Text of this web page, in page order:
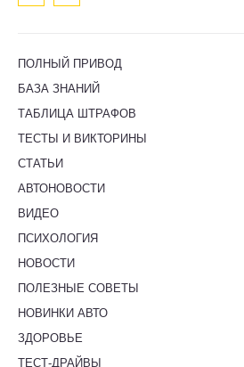
ПОЛНЫЙ ПРИВОД
БАЗА ЗНАНИЙ
ТАБЛИЦА ШТРАФОВ
ТЕСТЫ И ВИКТОРИНЫ
СТАТЬИ
АВТОНОВОСТИ
ВИДЕО
ПСИХОЛОГИЯ
НОВОСТИ
ПОЛЕЗНЫЕ СОВЕТЫ
НОВИНКИ АВТО
ЗДОРОВЬЕ
ТЕСТ-ДРАЙВЫ